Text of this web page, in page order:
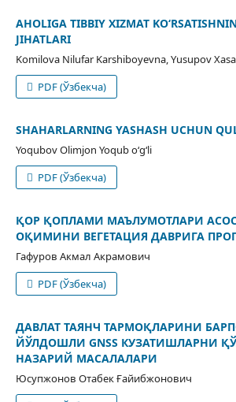
AHOLIGA TIBBIY XIZMAT
JIHATLARI
Komilova Nilufar Karshiboyevna, Yusupov
PDF (Ўзбекча)
SHAHARLARNING YASHASH UCHUN
Yoqubov Olimjon Yoqub o‘g‘li
PDF (Ўзбекча)
ҚОР ҚОПЛАМИ МАЪЛУМОТЛАРИ
ОҚИМИНИ ВЕГЕТАЦИЯ ДАВРИГА
Гафуров Акмал Акрамович
PDF (Ўзбекча)
ДАВЛАТ ТАЯНЧ ТАРМОҚЛАРИНИ
ЙЎЛДОШЛИ GNSS КУЗАТИШЛАРНИ
НАЗАРИЙ МАСАЛАЛАРИ
Юсупжонов Отабек Ғайибжонович